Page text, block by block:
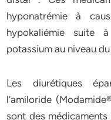
hyponatrémie à
hypokaliémie suite
potassium au niveau
Les diurétiques
l’amiloride
sont des